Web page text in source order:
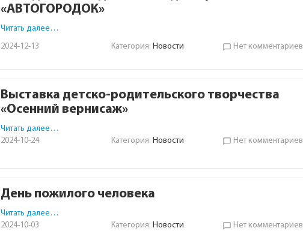
«АВТОГОРОДОК»
Читать далее…
2024-12-13
Категория:Новости chat_bubble_outline Нет комментариев
Выставка детско-родительского творчества
«Осенний вернисаж»
Читать далее…
2024-10-24
Категория:Новости chat_bubble_outline Нет комментариев
День пожилого человека
Читать далее…
2024-10-03
Категория:Новости chat_bubble_outline Нет комментариев